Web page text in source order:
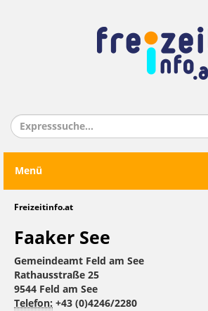
Menü
Freizeitinfo.at
Faaker See
Gemeindeamt Feld am See
Rathausstraße 25
9544 Feld am See
Telefon: +43 (0)4246/2280